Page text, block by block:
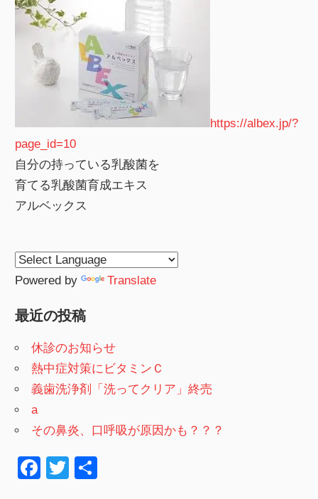
https://albex.jp/?
page_id=10
自分の持っている乳酸菌を
育てる乳酸菌育成エキス
アルベックス
Powered by Translate
最近の投稿
休診のお知らせ
熱中症対策にビタミンＣ
義歯洗浄剤「洗ってクリア」終売
a
その鼻炎、口呼吸が原因かも？？？
F
T